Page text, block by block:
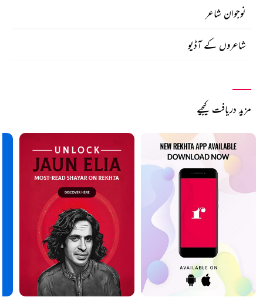
نوجوان شاعر
شاعروں کے آڈیو
مزید دریافت کیجیے